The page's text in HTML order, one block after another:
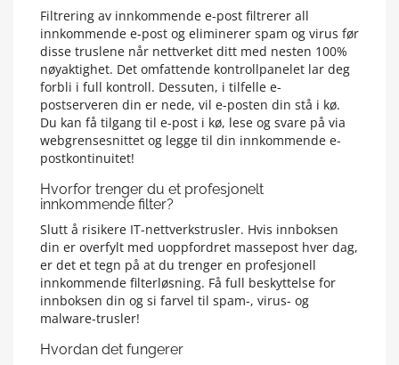
Filtrering av innkommende e-post filtrerer all
innkommende e-post og eliminerer spam og virus før
disse truslene når nettverket ditt med nesten 100%
nøyaktighet. Det omfattende kontrollpanelet lar deg
forbli i full kontroll. Dessuten, i tilfelle e-
postserveren din er nede, vil e-posten din stå i kø.
Du kan få tilgang til e-post i kø, lese og svare på via
webgrensesnittet og legge til din innkommende e-
postkontinuitet!
Hvorfor trenger du et profesjonelt
innkommende filter?
Slutt å risikere IT-nettverkstrusler. Hvis innboksen
din er overfylt med uoppfordret massepost hver dag,
er det et tegn på at du trenger en profesjonell
innkommende filterløsning. Få full beskyttelse for
innboksen din og si farvel til spam-, virus- og
malware-trusler!
Hvordan det fungerer